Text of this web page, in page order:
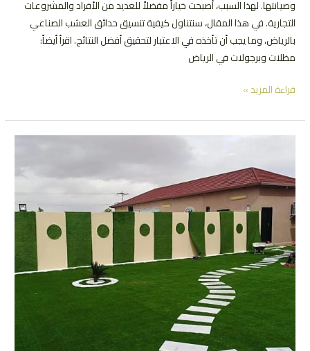
وصيانتها. لهذا السبب، أصبحت خياراً مفضلاً للعديد من الأفراد والمشروعات
التجارية. في هذا المقال، سنتناول كيفية تنسيق حدائق العشب الصناعي
بالرياض، وما يجب أن تأخذه في الاعتبار لتحقيق أفضل النتائج. اقرأ أيضاً:
مظلات وبرجولات في الرياض
تنسيق
عشب
صناعي
قراءة المزيد »